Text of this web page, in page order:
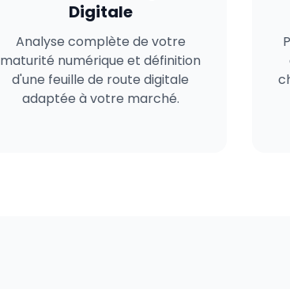
Digitale
Analyse complète de votre
maturité numérique et définition
d'une feuille de route digitale
adaptée à votre marché.